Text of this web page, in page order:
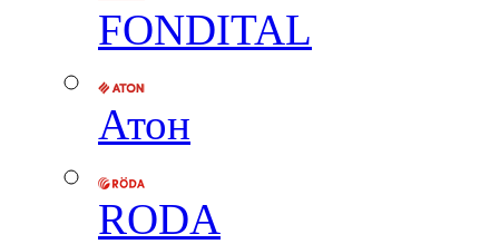
FONDITAL
Атон
RODA